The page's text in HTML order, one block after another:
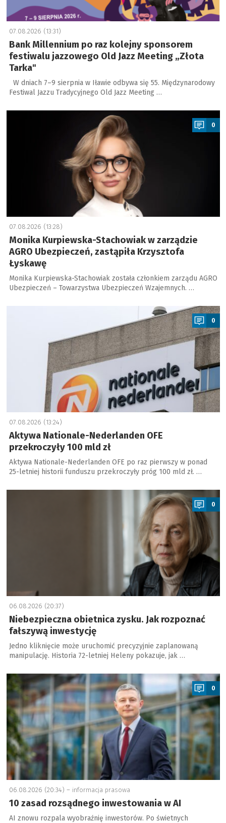
07.08.2026 (13:31)
Bank Millennium po raz kolejny sponsorem
festiwalu jazzowego Old Jazz Meeting „Złota
Tarka"
W dniach 7–9 sierpnia w Iławie odbywa się 55. Międzynarodowy
Festiwal Jazzu Tradycyjnego Old Jazz Meeting …
a
0
07.08.2026 (13:28)
Monika Kurpiewska-Stachowiak w zarządzie
AGRO Ubezpieczeń, zastąpiła Krzysztofa
Łyskawę
Monika Kurpiewska-Stachowiak została członkiem zarządu AGRO
Ubezpieczeń – Towarzystwa Ubezpieczeń Wzajemnych. …
0
07.08.2026 (13:24)
Aktywa Nationale-Nederlanden OFE
przekroczyły 100 mld zł
Aktywa Nationale-Nederlanden OFE po raz pierwszy w ponad
25-letniej historii funduszu przekroczyły próg 100 mld zł. …
a
0
06.08.2026 (20:37)
Niebezpieczna obietnica zysku. Jak rozpoznać
fałszywą inwestycję
Jedno kliknięcie może uruchomić precyzyjnie zaplanowaną
manipulację. Historia 72-letniej Heleny pokazuje, jak …
a
0
06.08.2026 (20:34) – informacja prasowa
10 zasad rozsądnego inwestowania w AI
AI znowu rozpala wyobraźnię inwestorów. Po świetnych